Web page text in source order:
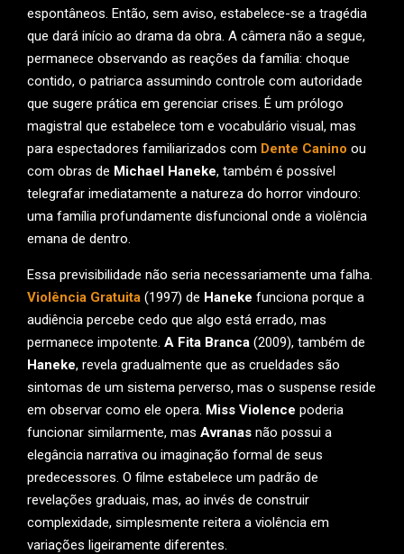
espontâneos. Então, sem aviso, estabelece-se a tragédia
que dará início ao drama da obra. A câmera não a segue,
permanece observando as reações da família: choque
contido, o patriarca assumindo controle com autoridade
que sugere prática em gerenciar crises. É um prólogo
magistral que estabelece tom e vocabulário visual, mas
para espectadores familiarizados com Dente Canino ou
com obras de Michael Haneke, também é possível
telegrafar imediatamente a natureza do horror vindouro:
uma família profundamente disfuncional onde a violência
emana de dentro.
Essa previsibilidade não seria necessariamente uma falha.
Violência Gratuita (1997) de Haneke funciona porque a
audiência percebe cedo que algo está errado, mas
permanece impotente. A Fita Branca (2009), também de
Haneke, revela gradualmente que as crueldades são
sintomas de um sistema perverso, mas o suspense reside
em observar como ele opera. Miss Violence poderia
funcionar similarmente, mas Avranas não possui a
elegância narrativa ou imaginação formal de seus
predecessores. O filme estabelece um padrão de
revelações graduais, mas, ao invés de construir
complexidade, simplesmente reitera a violência em
variações ligeiramente diferentes.